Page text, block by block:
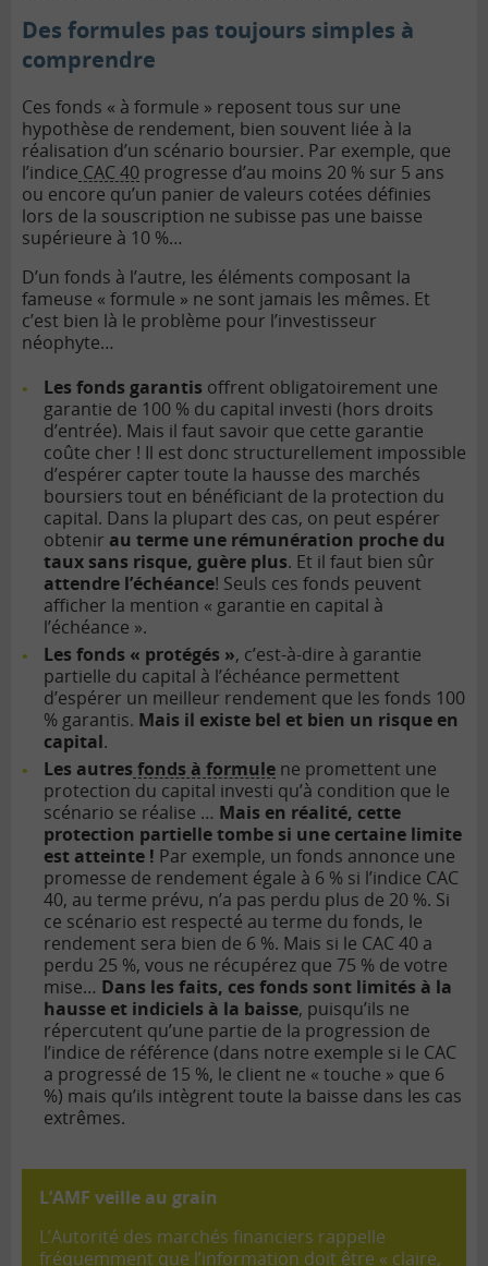
Des formules pas toujours simples à
comprendre
Ces fonds « à formule » reposent tous sur une
hypothèse de rendement, bien souvent liée à la
réalisation d’un scénario boursier. Par exemple, que
l’indice CAC 40 progresse d’au moins 20 % sur 5 ans
ou encore qu’un panier de valeurs cotées définies
lors de la souscription ne subisse pas une baisse
supérieure à 10 %…
D’un fonds à l’autre, les éléments composant la
fameuse « formule » ne sont jamais les mêmes. Et
c’est bien là le problème pour l’investisseur
néophyte…
Les fonds garantis offrent obligatoirement une
garantie de 100 % du capital investi (hors droits
d’entrée). Mais il faut savoir que cette garantie
coûte cher ! Il est donc structurellement impossible
d’espérer capter toute la hausse des marchés
boursiers tout en bénéficiant de la protection du
capital. Dans la plupart des cas, on peut espérer
obtenir au terme une rémunération proche du
taux sans risque, guère plus. Et il faut bien sûr
attendre l’échéance! Seuls ces fonds peuvent
afficher la mention « garantie en capital à
l’échéance ».
Les fonds « protégés », c’est-à-dire à garantie
partielle du capital à l’échéance permettent
d’espérer un meilleur rendement que les fonds 100
% garantis. Mais il existe bel et bien un risque en
capital.
Les autres fonds à formule ne promettent une
protection du capital investi qu’à condition que le
scénario se réalise … Mais en réalité, cette
protection partielle tombe si une certaine limite
est atteinte ! Par exemple, un fonds annonce une
promesse de rendement égale à 6 % si l’indice CAC
40, au terme prévu, n’a pas perdu plus de 20 %. Si
ce scénario est respecté au terme du fonds, le
rendement sera bien de 6 %. Mais si le CAC 40 a
perdu 25 %, vous ne récupérez que 75 % de votre
mise… Dans les faits, ces fonds sont limités à la
hausse et indiciels à la baisse, puisqu’ils ne
répercutent qu’une partie de la progression de
l’indice de référence (dans notre exemple si le CAC
a progressé de 15 %, le client ne « touche » que 6
%) mais qu’ils intègrent toute la baisse dans les cas
extrêmes.
L’AMF veille au grain
L’Autorité des marchés financiers rappelle
fréquemment que l’information doit être « claire,